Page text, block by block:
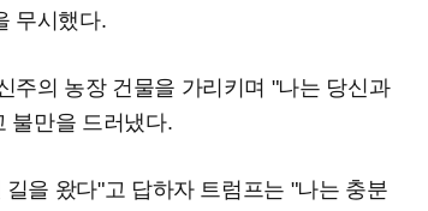
무시했다.
주의 농장 건물을 가리키며 "나는 당신과
불만을 드러냈다.
을 왔다"고 답하자 트럼프는 "나는 충분